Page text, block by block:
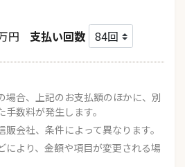
円 支払い回数
場合、上記のお支払額のほかに、別
数料が発生します。
会社、条件によって異なります。
により、金額や項目が変更される場